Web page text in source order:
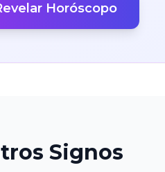
Horóscopo
Signos